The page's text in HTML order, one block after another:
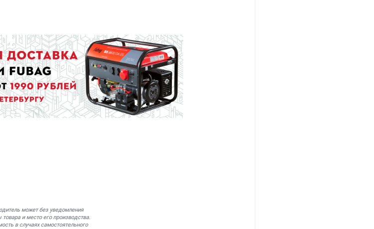
может без уведомления
и место его производства.
в случаях самостоятельного